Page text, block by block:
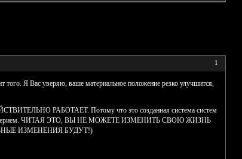
1
того. Я Вас уверяю, ваше материальное положение резко улучшится,
РАБОТАЕТ. Потому что это созданная система систем
с недоверием. ЧИТАЯ ЭТО, ВЫ НЕ МОЖЕТЕ ИЗМЕНИТЬ СВОЮ ЖИЗНЬ
ИЗМЕНЕНИЯ БУДУТ!)